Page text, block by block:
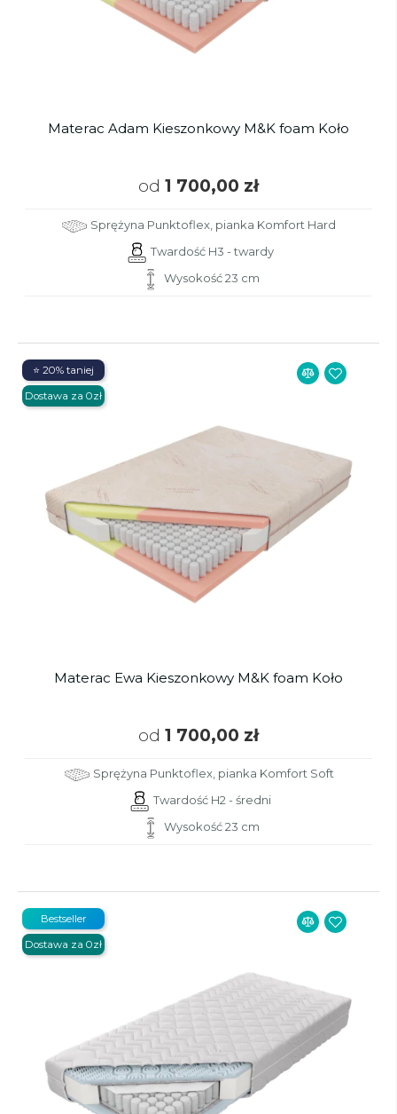
Materac Adam Kieszonkowy M&K foam Koło
od 1 700,00 zł
Sprężyna Punktoflex, pianka Komfort Hard
Twardość H3 - twardy
Wysokość 23 cm
Materac Ewa Kieszonkowy M&K foam Koło
od 1 700,00 zł
Sprężyna Punktoflex, pianka Komfort Soft
Twardość H2 - średni
Wysokość 23 cm
⭐ 20% taniej
Dostawa za 0zł
Bestseller
Dostawa za 0zł